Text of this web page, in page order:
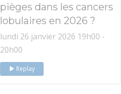
pièges dans les cancers
lobulaires en 2026 ?
lundi 26 janvier 2026 19h00 -
20h00
Replay